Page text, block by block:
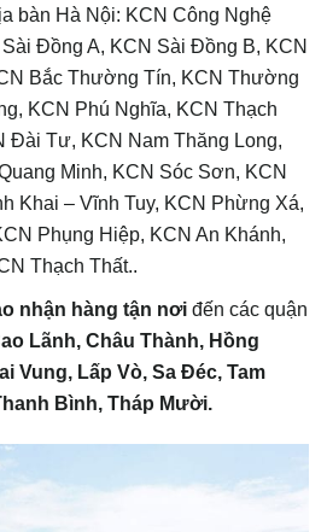
bàn Hà Nội: KCN Công Nghệ
Đồng A, KCN Sài Đồng B, KCN
Bắc Thường Tín, KCN Thường
KCN Phú Nghĩa, KCN Thạch
Đài Tư, KCN Nam Thăng Long,
Minh, KCN Sóc Sơn, KCN
Khai – Vĩnh Tuy, KCN Phừng Xá,
Phụng Hiệp, KCN An Khánh,
Thạch Thất..
nhận hàng tận nơi đến các quận
Lãnh, Châu Thành, Hồng
Vung, Lấp Vò, Sa Đéc, Tam
Bình, Tháp Mười.